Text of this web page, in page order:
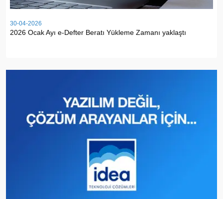
30-04-2026
2026 Ocak Ayı e-Defter Beratı Yükleme Zamanı yaklaştı